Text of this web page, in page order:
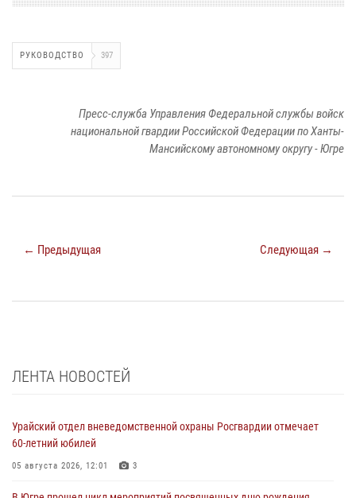
РУКОВОДСТВО 397
Пресс-служба Управления Федеральной службы войск
национальной гвардии Российской Федерации по Ханты-
Мансийскому автономному округу - Югре
← Предыдущая Следующая →
ЛЕНТА НОВОСТЕЙ
Урайский отдел вневедомственной охраны Росгвардии отмечает
60-летний юбилей
05 августа 2026, 12:01 3